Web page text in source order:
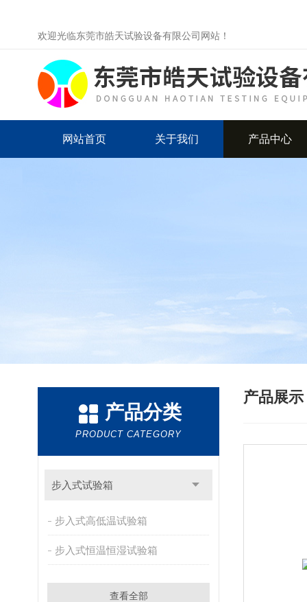
欢迎光临东莞市皓天试验设备有限公司网站！
网站首页 关于我们 产品中心
产品分类
PRODUCT CATEGORY
步入式试验箱
步入式高低温试验箱
步入式恒温恒湿试验箱
查看全部
产品展示